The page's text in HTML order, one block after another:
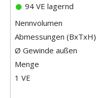
94 VE lagernd
Nennvolumen
Abmessungen (BxTxH)
Ø Gewinde außen
Menge
1 VE